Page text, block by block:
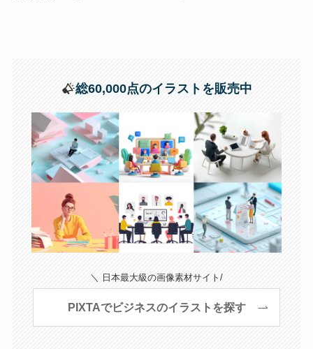
総60,000点のイラストを販売中
＼ 日本最大級の画像素材サイト/
PIXTAでビジネスのイラストを探す